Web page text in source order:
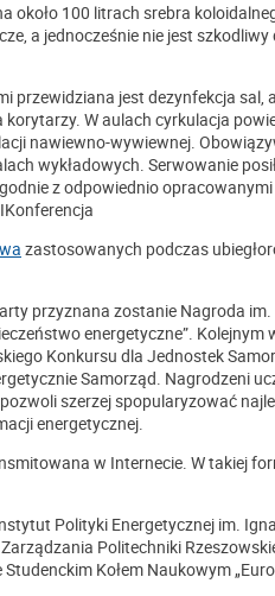
około 100 litrach srebra
a jednocześnie nie jest
przewidziana jest dezynfekcja sal,
W aulach cyrkulacja
nawiewno-wywiewnej.
wykładowych. Serwowanie
z odpowiednio
zastosowanych podczas
przyznana zostanie Nagroda
energetyczne”. Kolejnym
Konkursu dla Jednostek
Samorząd. Nagrodzeni
szerzej spopularyzować
energetycznej.
w Internecie. W takiej
Polityki Energetycznej im.
Politechniki
Kołem Naukowym